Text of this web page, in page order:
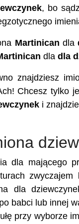
, bo
Martinican dla
dla dla
znajdziesz
Chcesz tylko
i
dla mającego
zwyczajem
dla
babci lub innej
przy wyborze